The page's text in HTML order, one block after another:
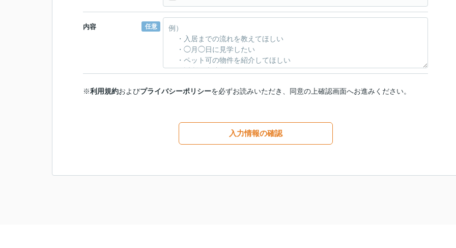
内容 任意
※利用規約およびプライバシーポリシーを必ずお読みいただき、同意の上確認画面へお進みください。
入力情報の確認